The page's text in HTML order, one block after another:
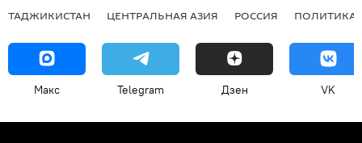
ТАДЖИКИСТАН ЦЕНТРАЛЬНАЯ АЗИЯ РОССИЯ ПОЛИТИКА
Макс Telegram Дзен VK